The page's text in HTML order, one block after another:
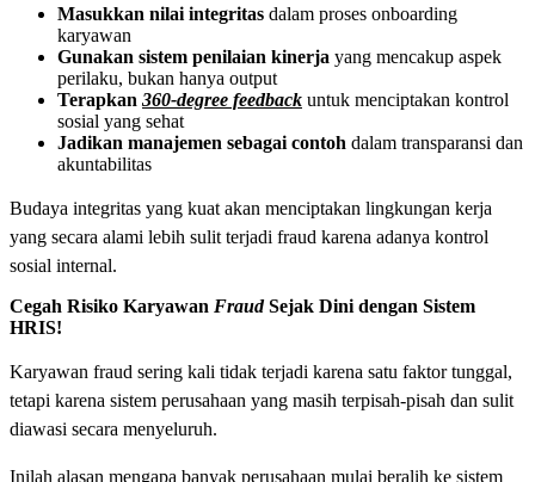
Masukkan nilai integritas dalam proses onboarding
karyawan
Gunakan sistem penilaian kinerja yang mencakup aspek
perilaku, bukan hanya output
Terapkan 360-degree feedback untuk menciptakan kontrol
sosial yang sehat
Jadikan manajemen sebagai contoh dalam transparansi dan
akuntabilitas
Budaya integritas yang kuat akan menciptakan lingkungan kerja
yang secara alami lebih sulit terjadi fraud karena adanya kontrol
sosial internal.
Cegah Risiko Karyawan FraudSejak Dini dengan Sistem
HRIS!
Karyawan fraud sering kali tidak terjadi karena satu faktor tunggal,
tetapi karena sistem perusahaan yang masih terpisah-pisah dan sulit
diawasi secara menyeluruh.
Inilah alasan mengapa banyak perusahaan mulai beralih ke sistem